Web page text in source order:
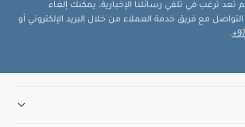
تعد ترغب في تلقي رسائلنا الإخبارية، يمكنك إلغاء
مع فريق خدمة العملاء من خلال البريد الإلكتروني أو
.